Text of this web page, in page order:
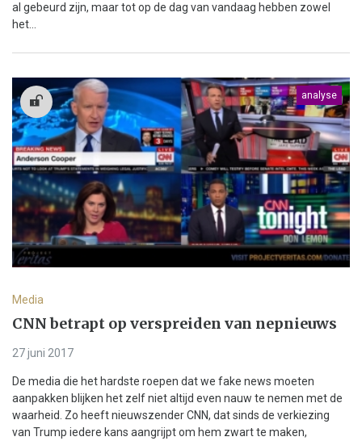
al gebeurd zijn, maar tot op de dag van vandaag hebben zowel
het...
analyse
Media
CNN betrapt op verspreiden van nepnieuws
27 juni 2017
De media die het hardste roepen dat we fake news moeten
aanpakken blijken het zelf niet altijd even nauw te nemen met de
waarheid. Zo heeft nieuwszender CNN, dat sinds de verkiezing
van Trump iedere kans aangrijpt om hem zwart te maken,